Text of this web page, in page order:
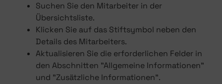
Suchen Sie den Mitarbeiter in der
Übersichtsliste.
Klicken Sie auf das Stiftsymbol neben den
Details des Mitarbeiters.
Aktualisieren Sie die erforderlichen Felder in
den Abschnitten "Allgemeine Informationen"
und "Zusätzliche Informationen".